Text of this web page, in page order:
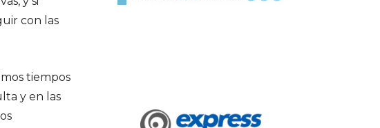
con las
tiempos
y en las